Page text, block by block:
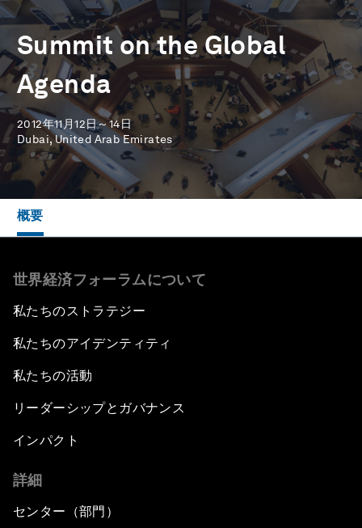
Summit on the Global
Agenda
2012年11月12日～14日
Dubai, United Arab Emirates
概要
世界経済フォーラムについて
私たちのストラテジー
私たちのアイデンティティ
私たちの活動
リーダーシップとガバナンス
インパクト
詳細
センター（部門）